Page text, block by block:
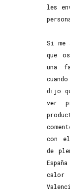
les
Si me
que
una
dijo
ver
con
de